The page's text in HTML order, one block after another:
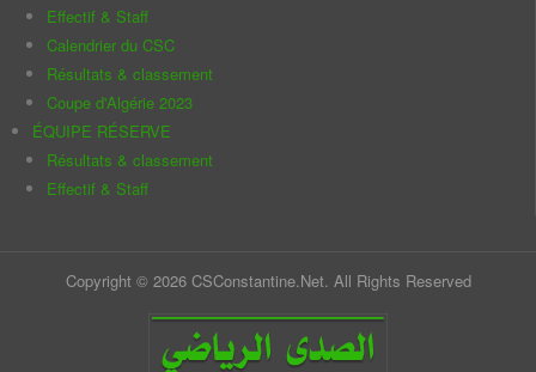
Effectif & Staff
Calendrier du CSC
Résultats & classement
Coupe d'Algérie 2023
ÉQUIPE RÉSERVE
Résultats & classement
Effectif & Staff
Copyright © 2026 CSConstantine.Net. All Rights Reserved